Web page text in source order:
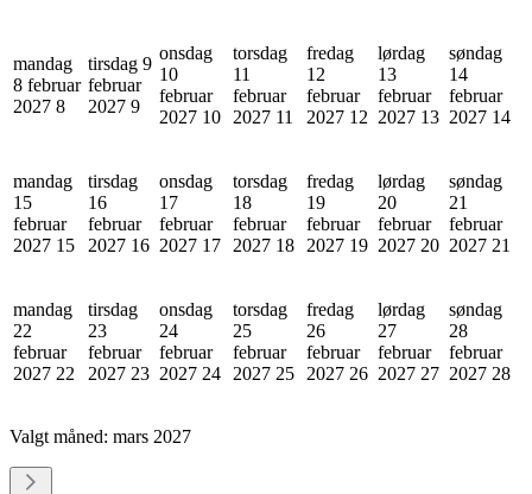
mandag
8 februar
2027 8
tirsdag 9
februar
2027 9
onsdag
10
februar
2027 10
torsdag
11
februar
2027 11
fredag
12
februar
2027 12
lørdag
13
februar
2027 13
søndag
14
februar
2027 14
mandag
15
februar
2027 15
tirsdag
16
februar
2027 16
onsdag
17
februar
2027 17
torsdag
18
februar
2027 18
fredag
19
februar
2027 19
lørdag
20
februar
2027 20
søndag
21
februar
2027 21
mandag
22
februar
2027 22
tirsdag
23
februar
2027 23
onsdag
24
februar
2027 24
torsdag
25
februar
2027 25
fredag
26
februar
2027 26
lørdag
27
februar
2027 27
søndag
28
februar
2027 28
Valgt måned: mars 2027